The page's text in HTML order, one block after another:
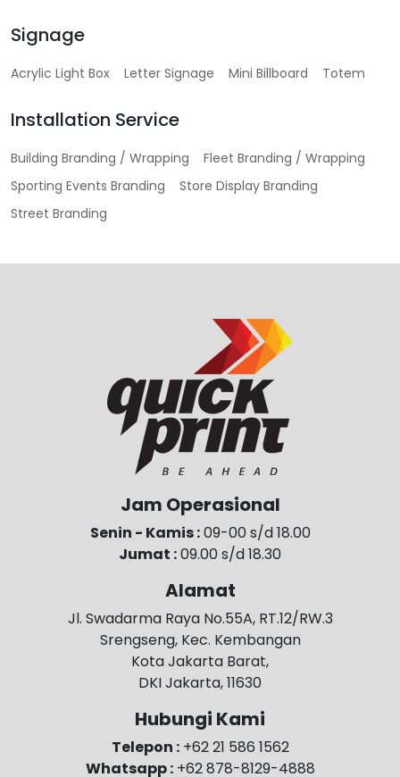
Signage
Acrylic Light Box Letter Signage Mini Billboard Totem
Installation Service
Building Branding / Wrapping
Fleet Branding / Wrapping
Sporting Events Branding
Store Display Branding
Street Branding
Jam Operasional
Senin - Kamis :09-00 s/d 18.00
Jumat :09.00 s/d 18.30
Alamat
Jl. Swadarma Raya No.55A, RT.12/RW.3
Srengseng, Kec. Kembangan
Kota Jakarta Barat,
DKI Jakarta, 11630
Hubungi Kami
Telepon :+62 21 586 1562
Whatsapp :+62 878-8129-4888